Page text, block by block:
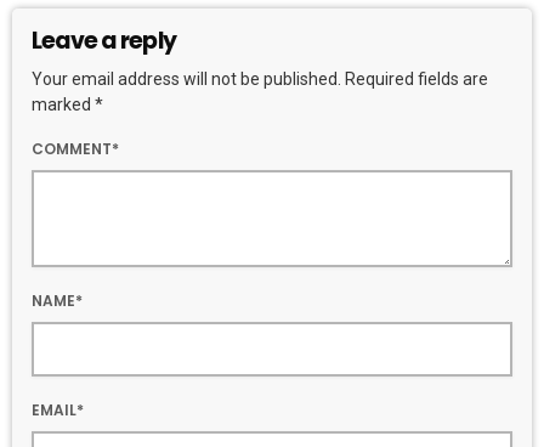
Leave a reply
Your email address will not be published. Required fields are
marked *
COMMENT*
NAME*
EMAIL*